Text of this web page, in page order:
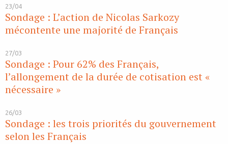
23/04
Sondage : L’action de Nicolas Sarkozy
mécontente une majorité de Français
27/03
Sondage : Pour 62% des Français,
l’allongement de la durée de cotisation est «
nécessaire »
26/03
Sondage : les trois priorités du gouvernement
selon les Français